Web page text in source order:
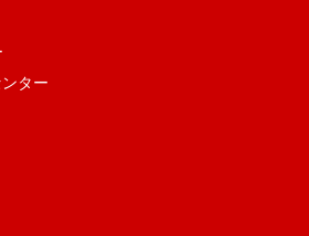
ター